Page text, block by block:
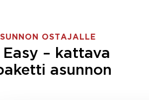
OSTAJALLE
Easy – kattava
asunnon